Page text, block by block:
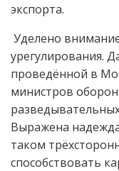
экспорта.
Уделено
урегулирования.
проведённой в
министров
Выражена
таком
способствовать